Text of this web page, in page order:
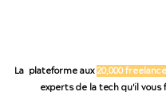
La plateforme aux20,000
experts de la tech qu'il vous